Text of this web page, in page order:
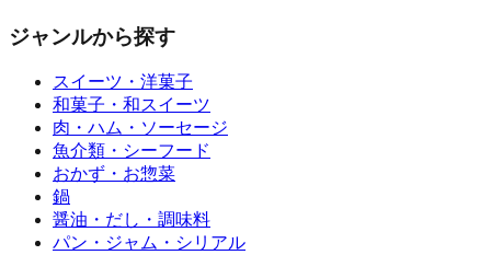
ジャンルから探す
スイーツ・洋菓子
和菓子・和スイーツ
肉・ハム・ソーセージ
魚介類・シーフード
おかず・お惣菜
鍋
醤油・だし・調味料
パン・ジャム・シリアル